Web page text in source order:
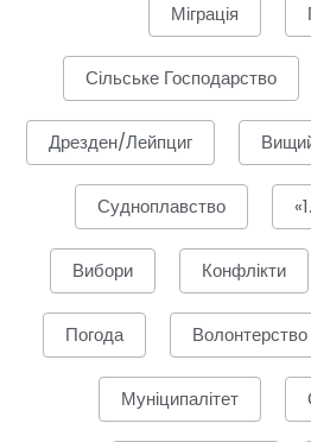
Міграція
Сільське Господарство
Дрезден/Лейпциг
Судноплавство
Вибори Конфлікти
Погода Волонтерство
Муніципалітет